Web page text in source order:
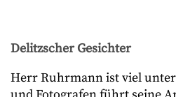
Delitzscher Gesichter
Herr Ruhrmann ist viel